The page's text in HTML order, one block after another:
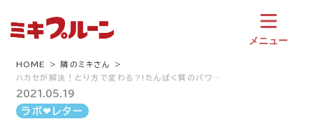
メニュー
HOME
隣のミキさん
ハカセが解決！とり方で変わる?!たんぱく質のパワ…
2021.05.19
ラボ❤︎レター